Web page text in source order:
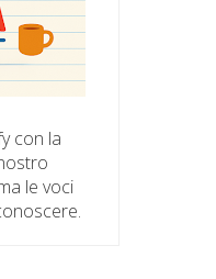
con la
le voci